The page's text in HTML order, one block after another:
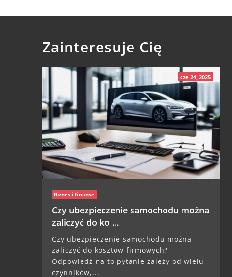
Zainteresuje Cię
cze 24, 2025
Biznes i finanse
Czy ubezpieczenie samochodu można
zaliczyć do ko …
Czy ubezpieczenie samochodu można
zaliczyć do kosztów firmowych?
Odpowiedź na to pytanie zależy od wielu
czynników,...